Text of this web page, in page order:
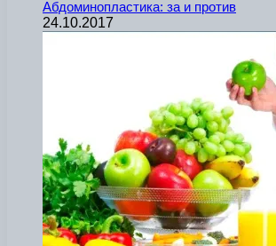
Абдоминопластика: за и против
24.10.2017